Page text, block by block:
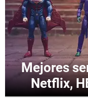
Mejores
Netflix,